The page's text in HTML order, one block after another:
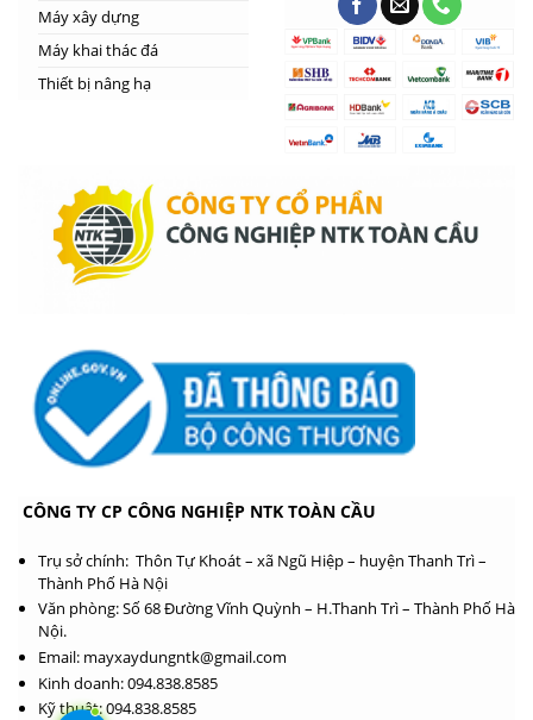
Máy xây dựng
Máy khai thác đá
Thiết bị nâng hạ
CÔNG TY CP CÔNG NGHIỆP NTK TOÀN CẦU
Trụ sở chính: Thôn Tự Khoát – xã Ngũ Hiệp – huyện Thanh Trì –
Thành Phố Hà Nội
Văn phòng: Số 68 Đường Vĩnh Quỳnh – H.Thanh Trì – Thành Phố Hà
Nội.
Email: mayxaydungntk@gmail.com
Kinh doanh: 094.838.8585
Kỹ thuật: 094.838.8585